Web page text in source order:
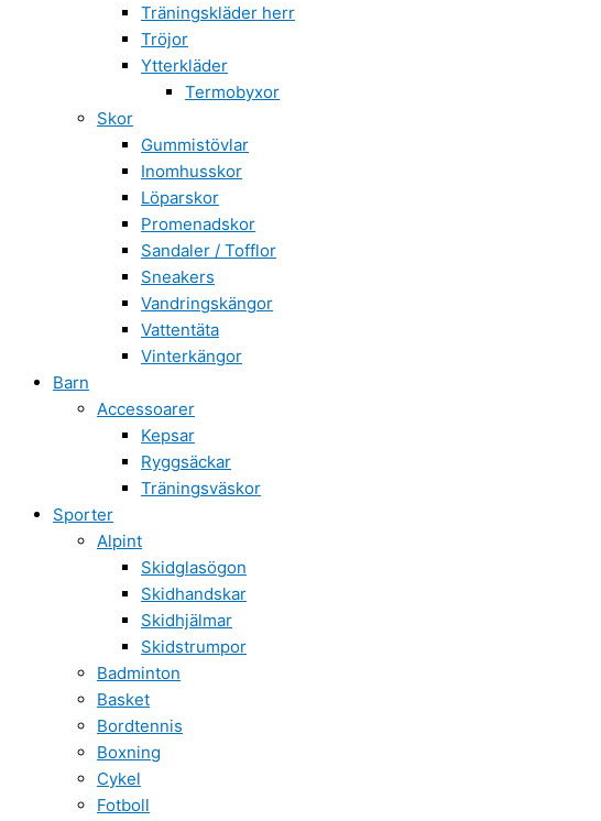
Träningskläder herr
Tröjor
Ytterkläder
Termobyxor
Skor
Gummistövlar
Inomhusskor
Löparskor
Promenadskor
Sandaler / Tofflor
Sneakers
Vandringskängor
Vattentäta
Vinterkängor
Barn
Accessoarer
Kepsar
Ryggsäckar
Träningsväskor
Sporter
Alpint
Skidglasögon
Skidhandskar
Skidhjälmar
Skidstrumpor
Badminton
Basket
Bordtennis
Boxning
Cykel
Fotboll